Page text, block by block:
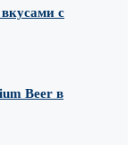
с
Beer в